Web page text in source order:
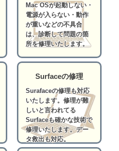
Mac OSが起動しない・
電源が入らない・動作
が重いなどの不具合
は、診断して問題の箇
所を修理いたします。
Surfaceの修理
Surafaceの修理も対応
いたします。修理が難
しいと言われてる
Surfaceも確かな技術で
修理いたします。デー
タ救出も対応。